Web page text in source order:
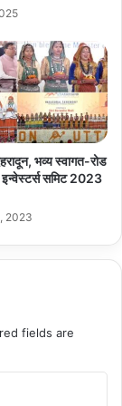
भव्य स्वागत-रोड
इन्वेस्टर्स समिट 2023
2023
fields are